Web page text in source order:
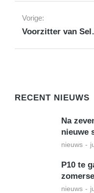
Vorige:
Voorzitter
RECENT NIEUWS
Na
nieuwe
nieuws
P10 te
nieuws